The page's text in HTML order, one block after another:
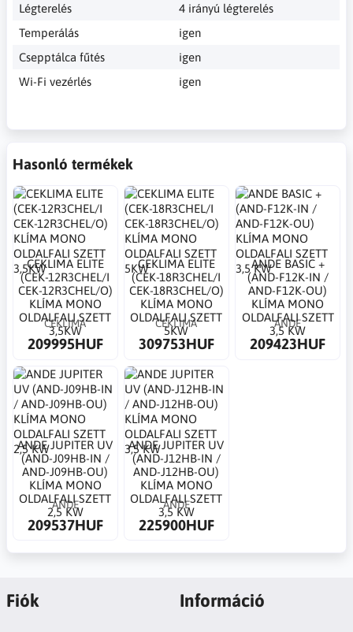
Légterelés
4 irányú légterelés
Temperálás
igen
Csepptálca fűtés
igen
Wi-Fi vezérlés
igen
Hasonló termékek
CEKLIMA ELITE
(CEK-12R3CHEL/I
CEK-12R3CHEL/O)
KLÍMA MONO
OLDALFALI SZETT
3,5KW
CEKLIMA
209995HUF
CEKLIMA ELITE
(CEK-18R3CHEL/I
CEK-18R3CHEL/O)
KLÍMA MONO
OLDALFALI SZETT
5KW
CEKLIMA
309753HUF
ANDE BASIC +
(AND-F12K-IN /
AND-F12K-OU)
KLÍMA MONO
OLDALFALI SZETT
3,5 KW
ANDE
209423HUF
ANDE JUPITER UV
(AND-J09HB-IN /
AND-J09HB-OU)
KLÍMA MONO
OLDALFALI SZETT
2,5 KW
ANDE
209537HUF
ANDE JUPITER UV
(AND-J12HB-IN /
AND-J12HB-OU)
KLÍMA MONO
OLDALFALI SZETT
3,5 KW
ANDE
225900HUF
Fiók Információ